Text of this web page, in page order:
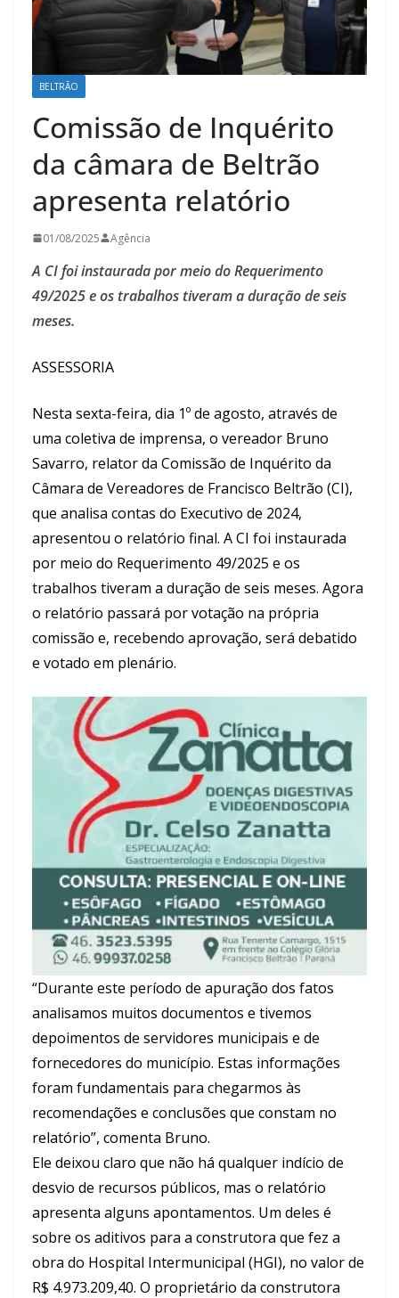
BELTRÃO
Comissão de Inquérito
da câmara de Beltrão
apresenta relatório
01/08/2025 Agência
A CI foi instaurada por meio do Requerimento
49/2025 e os trabalhos tiveram a duração de seis
meses.
ASSESSORIA
Nesta sexta-feira, dia 1º de agosto, através de
uma coletiva de imprensa, o vereador Bruno
Savarro, relator da Comissão de Inquérito da
Câmara de Vereadores de Francisco Beltrão (CI),
que analisa contas do Executivo de 2024,
apresentou o relatório final. A CI foi instaurada
por meio do Requerimento 49/2025 e os
trabalhos tiveram a duração de seis meses. Agora
o relatório passará por votação na própria
comissão e, recebendo aprovação, será debatido
e votado em plenário.
“Durante este período de apuração dos fatos
analisamos muitos documentos e tivemos
depoimentos de servidores municipais e de
fornecedores do município. Estas informações
foram fundamentais para chegarmos às
recomendações e conclusões que constam no
relatório”, comenta Bruno.
Ele deixou claro que não há qualquer indício de
desvio de recursos públicos, mas o relatório
apresenta alguns apontamentos. Um deles é
sobre os aditivos para a construtora que fez a
obra do Hospital Intermunicipal (HGI), no valor de
R$ 4.973.209,40. O proprietário da construtora